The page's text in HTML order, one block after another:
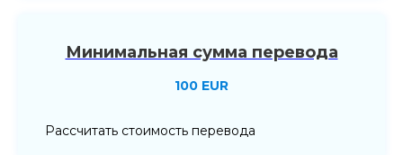
Минимальная сумма перевода
100 EUR
Рассчитать стоимость перевода